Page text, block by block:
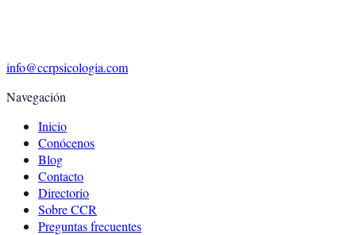
info@ccrpsicologia.com
Navegación
Inicio
Conócenos
Blog
Contacto
Directorio
Sobre CCR
Preguntas frecuentes